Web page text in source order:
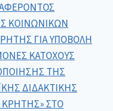
ΚΟΙΝΩΝΙΚΩΝ
ΓΙΑ ΥΠΟΒΟΛΗ
ΚΑΤΟΧΟΥΣ
ΤΗΣ
ΔΙΔΑΚΤΙΚΗΣ
ΚΡΗΤΗΣ» ΣΤΟ